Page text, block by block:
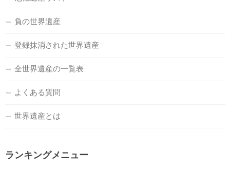
負の世界遺産
登録抹消された世界遺産
全世界遺産の一覧表
よくある質問
世界遺産とは
ランキングメニュー